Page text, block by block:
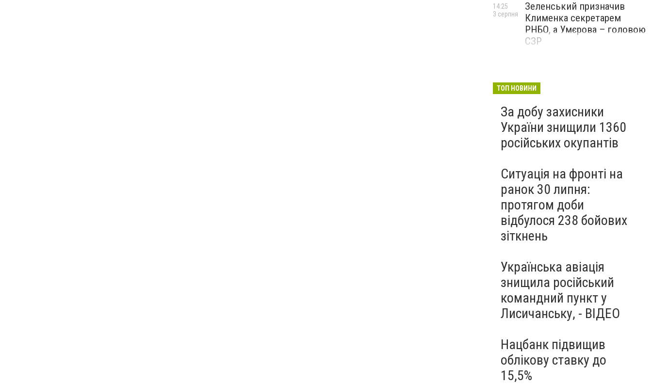
Зеленський призначив
Клименка секретарем
РНБО, а Умєрова – головою
СЗР
14:25
3 серпня
ТОП НОВИНИ
За добу захисники
України знищили 1360
російських окупантів
Ситуація на фронті на
ранок 30 липня:
протягом доби
відбулося 238 бойових
зіткнень
Українська авіація
знищила російський
командний пункт у
Лисичанську, - ВІДЕО
Нацбанк підвищив
облікову ставку до
15,5%